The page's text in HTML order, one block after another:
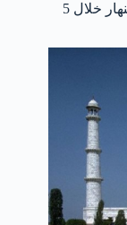
تقويض هذا الصرح العظيم . يَّدعي البعض بأنه سينهار خلال 5